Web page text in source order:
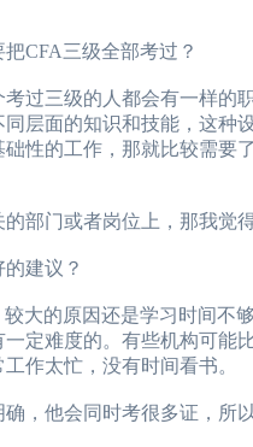
CFA三级全部考过？
三级的人都会有一样的职
层面的知识和技能，这种
性的工作，那就比较需要
门或者岗位上，那我觉得
建议？
的原因还是学习时间不
定难度的。有些机构可能
作太忙，没有时间看书。
他会同时考很多证，所以